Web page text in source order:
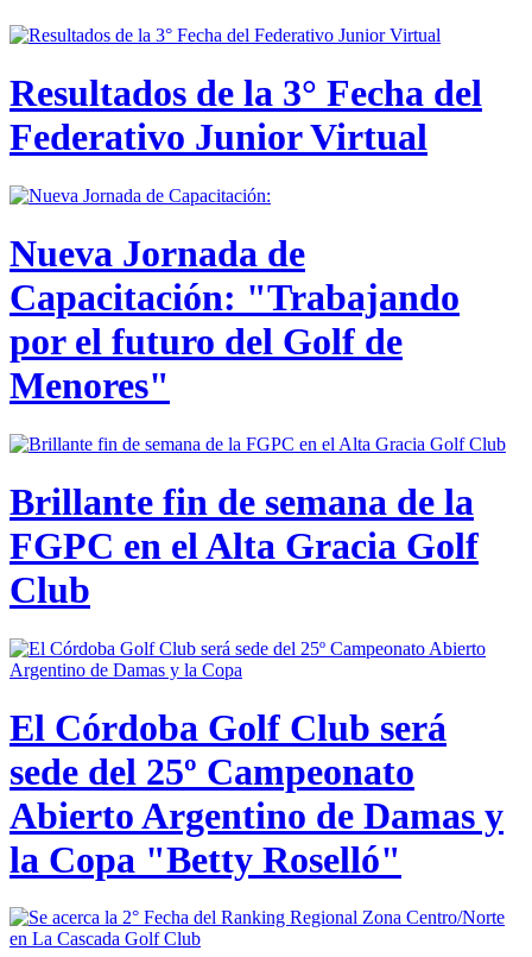
Resultados de la 3° Fecha del
Federativo Junior Virtual
Nueva Jornada de
Capacitación: "Trabajando
por el futuro del Golf de
Menores"
Brillante fin de semana de la
FGPC en el Alta Gracia Golf
Club
El Córdoba Golf Club será
sede del 25º Campeonato
Abierto Argentino de Damas y
la Copa "Betty Roselló"